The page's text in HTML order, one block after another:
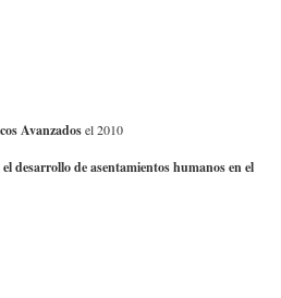
Avanzadosel 2010
desarrollo de asentamientos humanos en el